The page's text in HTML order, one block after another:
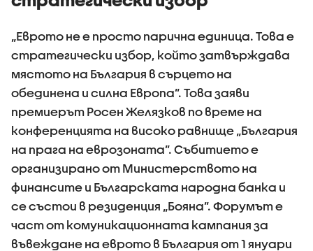
„Еврото не е просто парична единица. Това е
стратегически избор, който затвърждава
мястото на България в сърцето на
обединена и силна Европа”. Това заяви
премиерът Росен Желязков по време на
конференцията на високо равнище „България
на прага на еврозоната”. Събитието е
организирано от Министерството на
финансите и Българската народна банка и
се състои в резиденция „Бояна”. Форумът е
част от комуникационната кампания за
въвеждане на еврото в България от 1 януари